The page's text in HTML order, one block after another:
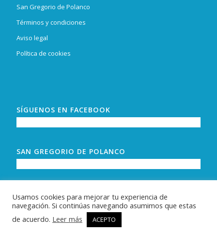
San Gregorio de Polanco
Términos y condiciones
Aviso legal
Política de cookies
SÍGUENOS EN FACEBOOK
SAN GREGORIO DE POLANCO
© Copyright - www.alquilarensangregorio.com - La guía de casas,
Usamos cookies para mejorar tu experiencia de
navegación. Si continúas navegando asumimos que estas
de acuerdo. Leer más ACEPTO